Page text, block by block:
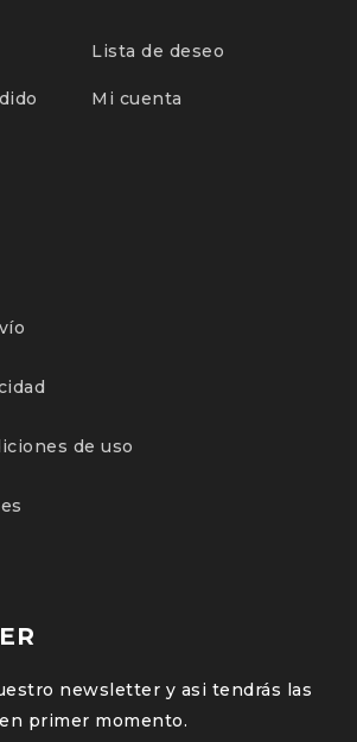
Lista de deseo
Mi cuenta
de uso
newsletter y asi tendrás las
primer momento.